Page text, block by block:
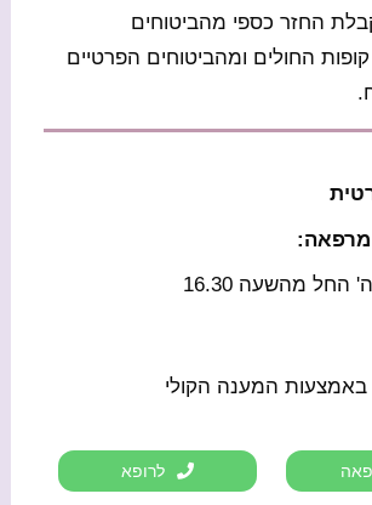
החזר כספי מהביטוחים
החולים ומהביטוחים הפרטיים
מרפאה:
מהשעה 16.30
המענה הקולי
לרופא